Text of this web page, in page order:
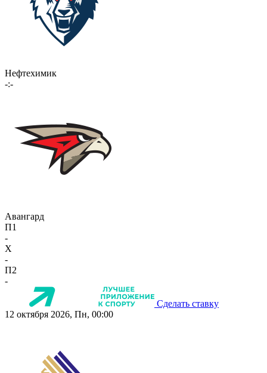
Нефтехимик
-:-
Авангард
П1
-
X
-
П2
-
Сделать ставку
12 октября 2026, Пн, 00:00